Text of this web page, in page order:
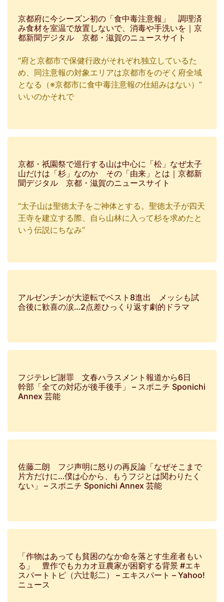
京都府に今シーズン初の「食中毒注意報」 調理済
み食材を室温で放置しないで、消毒や手洗いを｜京
都新聞デジタル 京都・滋賀のニュースサイト
“府と京都市で保健行政がそれぞれ独立しているた
め、同注意報の対象エリアは京都市をのぞく府全域
となる（※京都市に食中毒注意報の仕組みはない）”
いいのかそれで
京都・祇園祭で巡行する山は中心に「松」なぜ太子
山だけは「杉」なのか その「由来」とは｜京都新
聞デジタル 京都・滋賀のニュースサイト
“太子山は聖徳太子をご神体とする。聖徳太子が四天
王寺を建立する際、自ら山林に入って杉を求めたと
いう伝説にちなみ”
アルゼンチンが大逆転でベスト8進出 メッシも試
合後に歓喜の涙…2点差ひっくり返す劇的ドラマ
フジテレビ謝罪 文春ハラスメント報道から6日
幹部「全ての対応が後手後手」 – スポニチ Sponichi
Annex 芸能
佐藤二朗 フジ声明に怒りの再反論「なぜそこまで
片方だけに…僕は心から、もうフジとは関わりたく
ない」 – スポニチ Sponichi Annex 芸能
「作物はあっても貧困のなか命を落とす生産者もい
る」 豊作でもカカオ豆農家が困窮する背景 #エキ
スパートトピ（六辻彰二） – エキスパート – Yahoo!
ニュース